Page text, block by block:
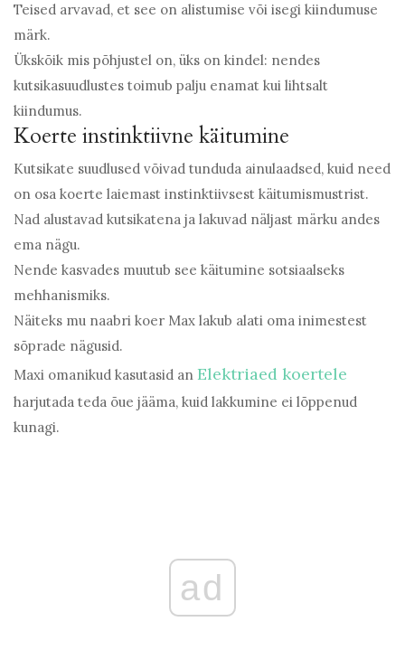
Teised arvavad, et see on alistumise või isegi kiindumuse
märk.
Ükskõik mis põhjustel on, üks on kindel: nendes
kutsikasuudlustes toimub palju enamat kui lihtsalt
kiindumus.
Koerte instinktiivne käitumine
Kutsikate suudlused võivad tunduda ainulaadsed, kuid need
on osa koerte laiemast instinktiivsest käitumismustrist.
Nad alustavad kutsikatena ja lakuvad näljast märku andes
ema nägu.
Nende kasvades muutub see käitumine sotsiaalseks
mehhanismiks.
Näiteks mu naabri koer Max lakub alati oma inimestest
sõprade nägusid.
Maxi omanikud kasutasid an Elektriaed koertele
harjutada teda õue jääma, kuid lakkumine ei lõppenud
kunagi.
ad